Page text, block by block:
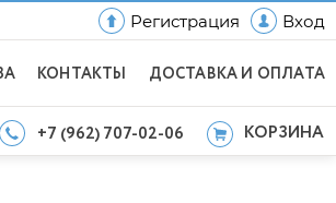
Регистрация Вход
КОНТАКТЫ ДОСТАВКА И ОПЛАТА
+7 (962) 707-02-06 КОРЗИНА